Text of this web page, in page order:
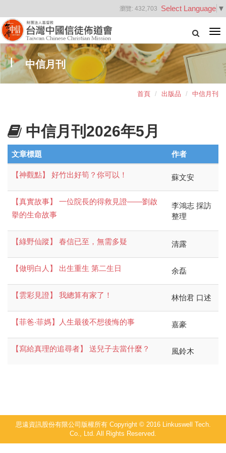
Select Language ▼
瀏覽: 432,703
中信月刊
首頁 出版品 中信月刊
中信月刊2026年5月
文章標題 作者
【神觀點】 好竹出好筍？你可以！ 蘇文安
【真實故事】 一位院長的得救見證——劉啟
擧的生命故事
李鴻志 採訪
整理
【綠野仙蹤】 春信已至，無需多疑 清露
【做明白人】 出生重生 第二生日 余磊
【雲彩見證】 我總算有家了！ 林怡君 口述
【菲爸‧菲媽】人生最後不想後悔的事 嘉豪
【寫給真理的追尋者】 送兒子去當什麼？ 風鈴木
思遠資訊股份有限公司版權所有 Copyright © 2016 Linkuswell Tech.
Co., Ltd. All Rights Reserved.